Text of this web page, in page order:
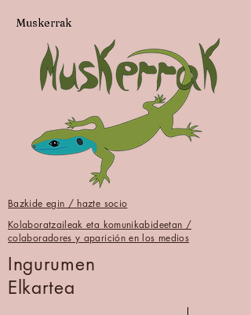
Ingurumen
Elkartea
Bazkide egin / hazte socio
Kolaboratzaileak eta komunikabideetan /
colaboradores y aparición en los medios
Muskerrak